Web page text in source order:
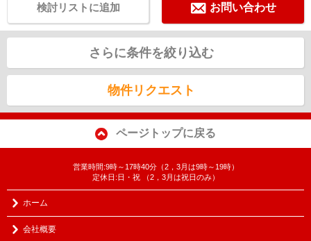
お問い合わせ
検討リストに追加
さらに条件を絞り込む
物件リクエスト
ページトップに戻る
営業時間:9時～17時40分（2，3月は9時～19時）
定休日:日・祝 （2，3月は祝日のみ）
ホーム
会社概要